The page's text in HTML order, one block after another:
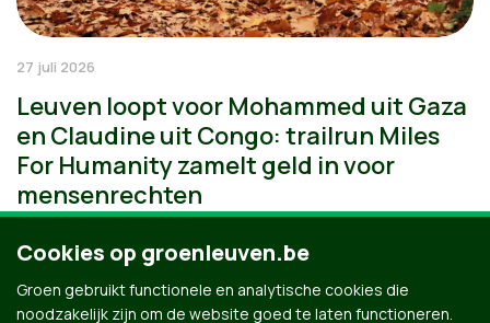
27 juli 2026
Leuven loopt voor Mohammed uit Gaza
en Claudine uit Congo: trailrun Miles
For Humanity zamelt geld in voor
mensenrechten
Cookies op groenleuven.be
Groen gebruikt functionele en analytische cookies die
noodzakelijk zijn om de website goed te laten functioneren.